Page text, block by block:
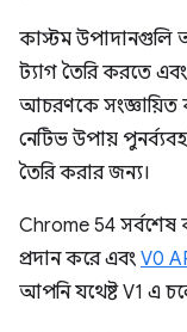
কাস্টম উপাদানগুলি
ট্যাগ তৈরি করতে
আচরণকে সংজ্ঞায়িত
নেটিভ উপায়
তৈরি করার জন্য।
Chrome 54 সর্বশেষ
প্রদান করে এবং V0
আপনি যথেষ্ট V1 এ